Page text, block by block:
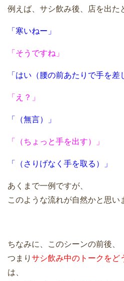
例えば、サシ飲み後、店を出た
「寒いねー」
「そうですね」
「はい（腰の前あたりで手を差
「え？」
「（無言）」
「（ちょっと手を出す）」
「（さりげなく手を取る）」
あくまで一例ですが、
このような流れが自然かと思い
ちなみに、このシーンの前後、
つまり サシ飲み中のトークをど
は、